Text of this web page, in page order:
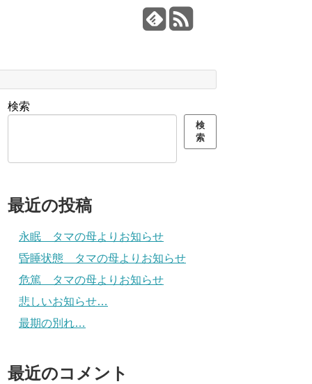
検索
検
索
最近の投稿
永眠 タマの母よりお知らせ
昏睡状態 タマの母よりお知らせ
危篤 タマの母よりお知らせ
悲しいお知らせ…
最期の別れ…
最近のコメント